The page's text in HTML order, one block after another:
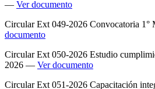
— Ver documento
Circular Ext 049-2026 Convocatoria
documento
Circular Ext 050-2026 Estudio
2026 — Ver documento
Circular Ext 051-2026 Capacitación